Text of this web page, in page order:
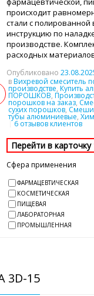
происходит
стали с
инструкцию по
производстве.
расходных
Опубликовано
вВихревой смеситель
производстве, Купить
ПОРОШКОВ,
порошков на заказ,
сухих порошков,
тубы алюминиевые,
6 отзывов клиентов
Сфера применения
ФАРМАЦЕВТИЧЕСКАЯ
КОСМЕТИЧЕСКАЯ
ПИЩЕВАЯ
ЛАБОРАТОРНАЯ
ПРОМЫШЛЕННАЯ
15